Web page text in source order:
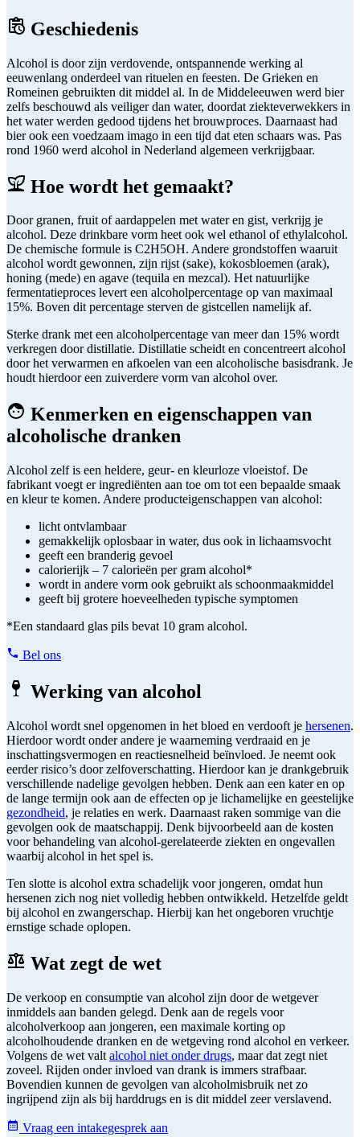
Geschiedenis
Alcohol is door zijn verdovende, ontspannende werking al
eeuwenlang onderdeel van rituelen en feesten. De Grieken en
Romeinen gebruikten dit middel al. In de Middeleeuwen werd bier
zelfs beschouwd als veiliger dan water, doordat ziekteverwekkers in
het water werden gedood tijdens het brouwproces. Daarnaast had
bier ook een voedzaam imago in een tijd dat eten schaars was. Pas
rond 1960 werd alcohol in Nederland algemeen verkrijgbaar.
Hoe wordt het gemaakt?
Door granen, fruit of aardappelen met water en gist, verkrijg je
alcohol. Deze drinkbare vorm heet ook wel ethanol of ethylalcohol.
De chemische formule is C2H5OH. Andere grondstoffen waaruit
alcohol wordt gewonnen, zijn rijst (sake), kokosbloemen (arak),
honing (mede) en agave (tequila en mezcal). Het natuurlijke
fermentatieproces levert een alcoholpercentage op van maximaal
15%. Boven dit percentage sterven de gistcellen namelijk af.
Sterke drank met een alcoholpercentage van meer dan 15% wordt
verkregen door distillatie. Distillatie scheidt en concentreert alcohol
door het verwarmen en afkoelen van een alcoholische basisdrank. Je
houdt hierdoor een zuiverdere vorm van alcohol over.
Kenmerken en eigenschappen van
alcoholische dranken
Alcohol zelf is een heldere, geur- en kleurloze vloeistof. De
fabrikant voegt er ingrediënten aan toe om tot een bepaalde smaak
en kleur te komen. Andere producteigenschappen van alcohol:
licht ontvlambaar
gemakkelijk oplosbaar in water, dus ook in lichaamsvocht
geeft een branderig gevoel
calorierijk – 7 calorieën per gram alcohol*
wordt in andere vorm ook gebruikt als schoonmaakmiddel
geeft bij grotere hoeveelheden typische symptomen
*Een standaard glas pils bevat 10 gram alcohol.
Bel ons
Werking van alcohol
Alcohol wordt snel opgenomen in het bloed en verdooft je hersenen.
Hierdoor wordt onder andere je waarneming verdraaid en je
inschattingsvermogen en reactiesnelheid beïnvloed. Je neemt ook
eerder risico’s door zelfoverschatting. Hierdoor kan je drankgebruik
verschillende nadelige gevolgen hebben. Denk aan een kater en op
de lange termijn ook aan de effecten op je lichamelijke en geestelijke
gezondheid, je relaties en werk. Daarnaast raken sommige van die
gevolgen ook de maatschappij. Denk bijvoorbeeld aan de kosten
voor behandeling van alcohol-gerelateerde ziekten en ongevallen
waarbij alcohol in het spel is.
Ten slotte is alcohol extra schadelijk voor jongeren, omdat hun
hersenen zich nog niet volledig hebben ontwikkeld. Hetzelfde geldt
bij alcohol en zwangerschap. Hierbij kan het ongeboren vruchtje
ernstige schade oplopen.
Wat zegt de wet
De verkoop en consumptie van alcohol zijn door de wetgever
inmiddels aan banden gelegd. Denk aan de regels voor
alcoholverkoop aan jongeren, een maximale korting op
alcoholhoudende dranken en de wetgeving rond alcohol en verkeer.
Volgens de wet valt alcohol niet onder drugs, maar dat zegt niet
zoveel. Rijden onder invloed van drank is immers strafbaar.
Bovendien kunnen de gevolgen van alcoholmisbruik net zo
ingrijpend zijn als bij harddrugs en is dit middel zeer verslavend.
Vraag een intakegesprek aan